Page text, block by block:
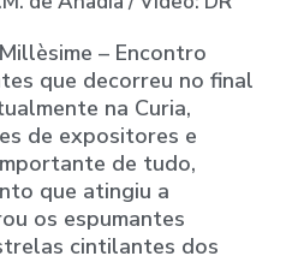
– Encontro
que decorreu no final
na Curia,
de expositores e
de tudo,
que atingiu a
os espumantes
cintilantes dos